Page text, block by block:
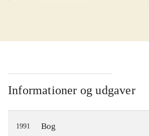
Informationer og udgaver
1991 Bog